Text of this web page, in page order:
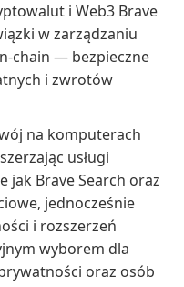
i Web3 Brave
w zarządzaniu
chain — bezpieczne
i zwrotów
na komputerach
usługi
jak Brave Search oraz
jednocześnie
i rozszerzeń
wyborem dla
oraz osób